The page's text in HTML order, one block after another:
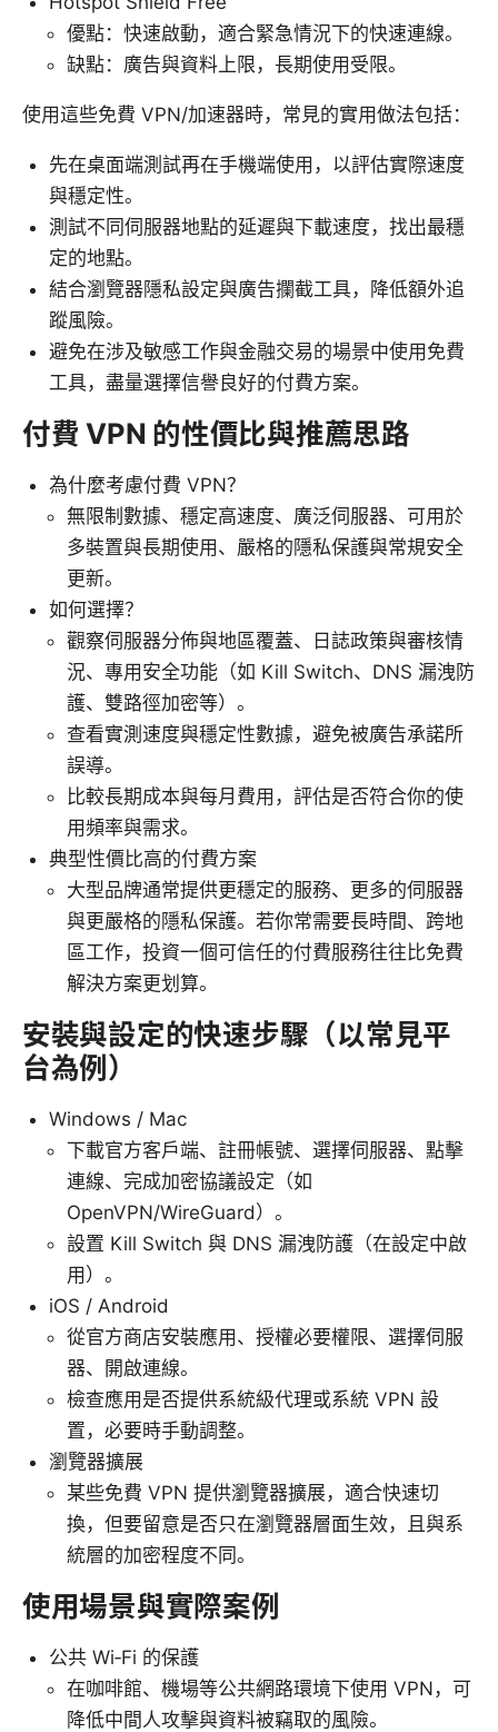
優點：快速啟動，適合緊急情況下的快速連線。
缺點：廣告與資料上限，長期使用受限。
使用這些免費 VPN/加速器時，常見的實用做法包括：
先在桌面端測試再在手機端使用，以評估實際速度
與穩定性。
測試不同伺服器地點的延遲與下載速度，找出最穩
定的地點。
結合瀏覽器隱私設定與廣告攔截工具，降低額外追
蹤風險。
避免在涉及敏感工作與金融交易的場景中使用免費
工具，盡量選擇信譽良好的付費方案。
付費 VPN 的性價比與推薦思路
為什麼考慮付費 VPN？
無限制數據、穩定高速度、廣泛伺服器、可用於
多裝置與長期使用、嚴格的隱私保護與常規安全
更新。
如何選擇？
觀察伺服器分佈與地區覆蓋、日誌政策與審核情
況、專用安全功能（如 Kill Switch、DNS 漏洩防
護、雙路徑加密等）。
查看實測速度與穩定性數據，避免被廣告承諾所
誤導。
比較長期成本與每月費用，評估是否符合你的使
用頻率與需求。
典型性價比高的付費方案
大型品牌通常提供更穩定的服務、更多的伺服器
與更嚴格的隱私保護。若你常需要長時間、跨地
區工作，投資一個可信任的付費服務往往比免費
解決方案更划算。
安裝與設定的快速步驟（以常見平
台為例）
Windows / Mac
下載官方客戶端、註冊帳號、選擇伺服器、點擊
連線、完成加密協議設定（如
OpenVPN/WireGuard）。
設置 Kill Switch 與 DNS 漏洩防護（在設定中啟
用）。
iOS / Android
從官方商店安裝應用、授權必要權限、選擇伺服
器、開啟連線。
檢查應用是否提供系統級代理或系統 VPN 設
置，必要時手動調整。
瀏覽器擴展
某些免費 VPN 提供瀏覽器擴展，適合快速切
換，但要留意是否只在瀏覽器層面生效，且與系
統層的加密程度不同。
使用場景與實際案例
公共 Wi‑Fi 的保護
在咖啡館、機場等公共網路環境下使用 VPN，可
降低中間人攻擊與資料被竊取的風險。